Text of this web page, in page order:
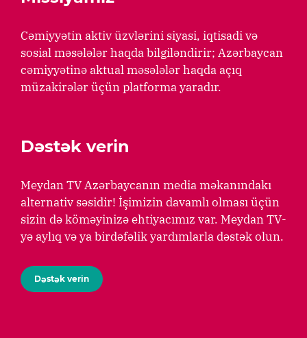
Cəmiyyətin aktiv üzvlərini siyasi, iqtisadi və
sosial məsələlər haqda bilgiləndirir; Azərbaycan
cəmiyyətinə aktual məsələlər haqda açıq
müzakirələr üçün platforma yaradır.
Dəstək verin
Meydan TV Azərbaycanın media məkanındakı
alternativ səsidir! İşimizin davamlı olması üçün
sizin də köməyinizə ehtiyacımız var. Meydan TV-
yə aylıq və ya birdəfəlik yardımlarla dəstək olun.
Dəstək verin